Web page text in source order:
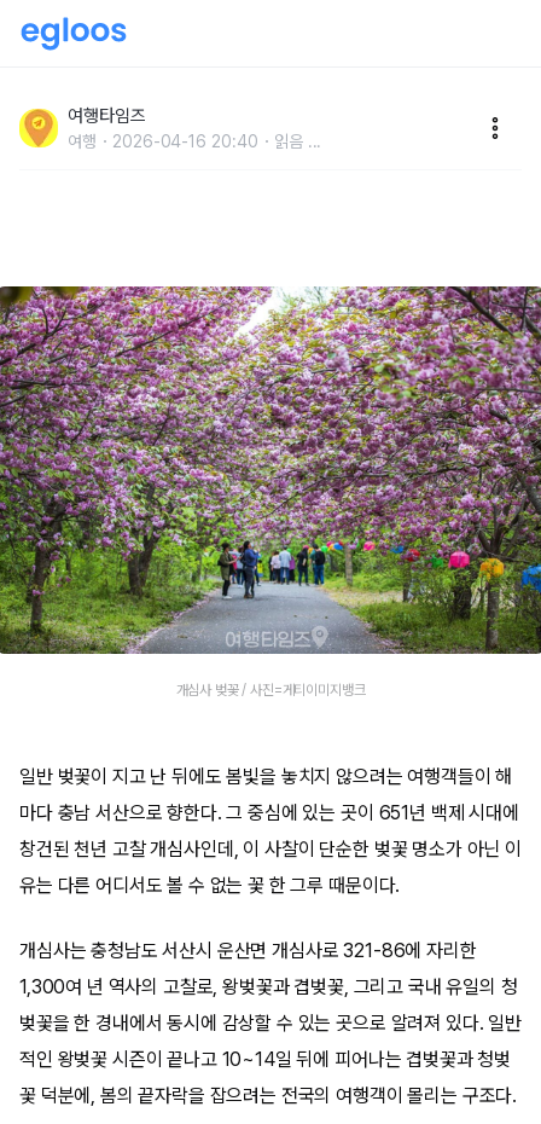
꽃·청벚꽃이 있는 입장료 무료 여행지
여행타임즈
여행 2026-04-16 20:40 읽음 ...
개심사 벚꽃 / 사진=게티이미지뱅크
일반 벚꽃이 지고 난 뒤에도 봄빛을 놓치지 않으려는 여행객들이 해
마다 충남 서산으로 향한다. 그 중심에 있는 곳이 651년 백제 시대에
창건된 천년 고찰 개심사인데, 이 사찰이 단순한 벚꽃 명소가 아닌 이
유는 다른 어디서도 볼 수 없는 꽃 한 그루 때문이다.
개심사는 충청남도 서산시 운산면 개심사로 321-86에 자리한
1,300여 년 역사의 고찰로, 왕벚꽃과 겹벚꽃, 그리고 국내 유일의 청
벚꽃을 한 경내에서 동시에 감상할 수 있는 곳으로 알려져 있다. 일반
적인 왕벚꽃 시즌이 끝나고 10~14일 뒤에 피어나는 겹벚꽃과 청벚
꽃 덕분에, 봄의 끝자락을 잡으려는 전국의 여행객이 몰리는 구조다.